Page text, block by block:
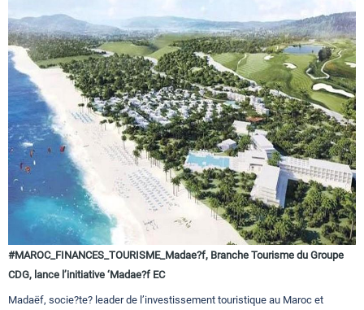
#MAROC_FINANCES_TOURISME_Madae?f, Branche Tourisme du Groupe
CDG, lance l’initiative ‘Madae?f EC
Madaëf, socie?te? leader de l’investissement touristique au Maroc et